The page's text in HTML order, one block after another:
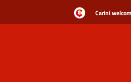
Carini